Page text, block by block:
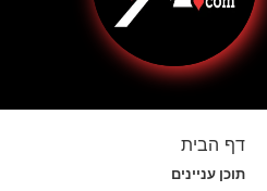
דף הבית
תוכן עניינים